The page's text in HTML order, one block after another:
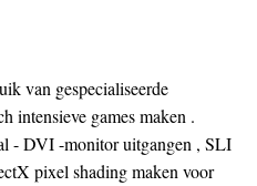
van gespecialiseerde
intensieve games maken .
- DVI -monitor uitgangen , SLI
pixel shading maken voor